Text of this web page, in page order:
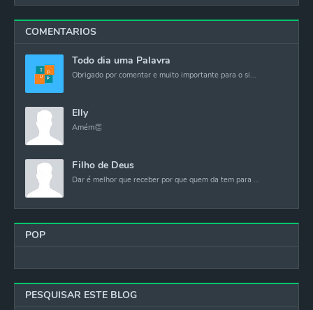
COMENTARIOS
Todo dia uma Palavra
Obrigado por comentar e muito importante para o si...
Elly
Amém👏
Filho de Deus
Dar é melhor que receber por que quem da tem para ...
POP
PESQUISAR ESTE BLOG